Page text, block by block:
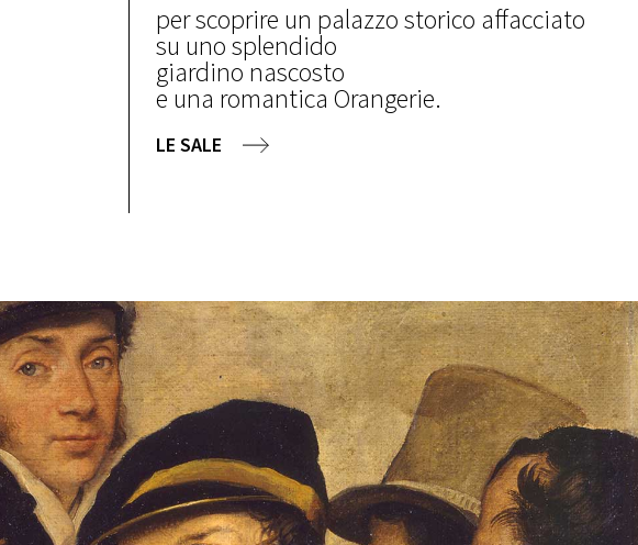
per scoprire un palazzo storico affacciato
su uno splendido
giardino nascosto
e una romantica Orangerie.
LE SALE